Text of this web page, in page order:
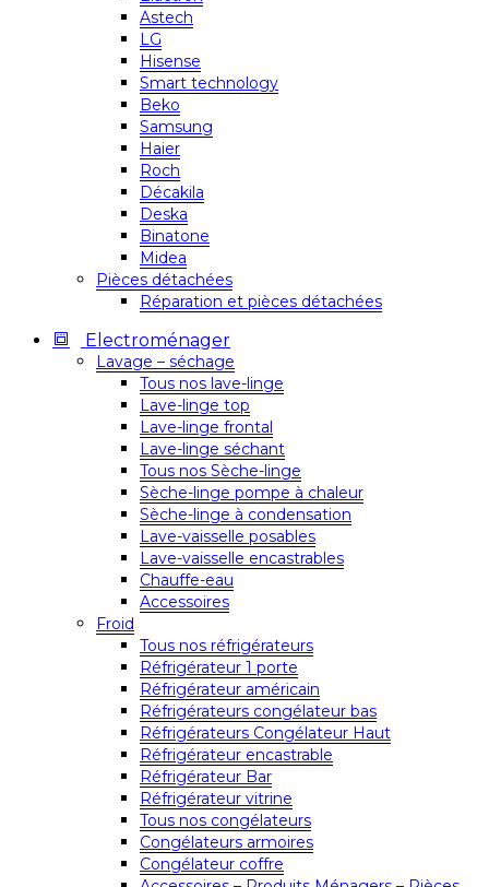
Astech
LG
Hisense
Smart technology
Beko
Samsung
Haier
Roch
Décakila
Deska
Binatone
Midea
Pièces détachées
Réparation et pièces détachées
Electroménager
Lavage – séchage
Tous nos lave-linge
Lave-linge top
Lave-linge frontal
Lave-linge séchant
Tous nos Sèche-linge
Sèche-linge pompe à chaleur
Sèche-linge à condensation
Lave-vaisselle posables
Lave-vaisselle encastrables
Chauffe-eau
Accessoires
Froid
Tous nos réfrigérateurs
Réfrigérateur 1 porte
Réfrigérateur américain
Réfrigérateurs congélateur bas
Réfrigérateurs Congélateur Haut
Réfrigérateur encastrable
Réfrigérateur Bar
Réfrigérateur vitrine
Tous nos congélateurs
Congélateurs armoires
Congélateur coffre